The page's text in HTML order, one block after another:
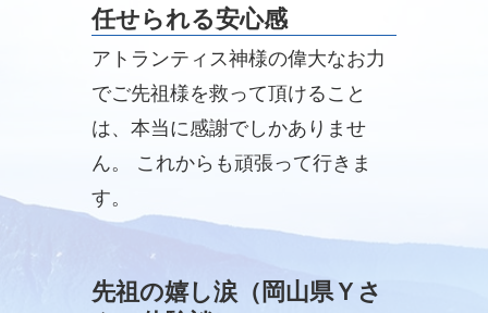
任せられる安心感
アトランティス神様の偉大なお力
でご先祖様を救って頂けること
は、本当に感謝でしかありませ
ん。 これからも頑張って行きま
す。
先祖の嬉し涙（岡山県Ｙさ